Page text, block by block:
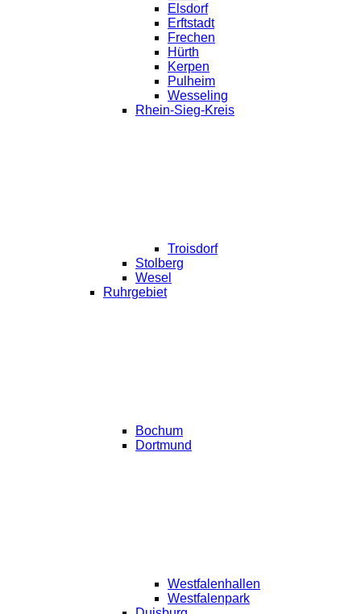
Elsdorf
Erftstadt
Frechen
Hürth
Kerpen
Pulheim
Wesseling
Rhein-Sieg-Kreis
Troisdorf
Stolberg
Wesel
Ruhrgebiet
Bochum
Dortmund
Westfalenhallen
Westfalenpark